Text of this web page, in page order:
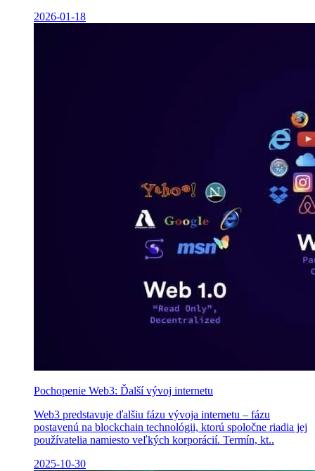
2026-01-18
Pochopenie Web3: Ďalší vývoj internetu
Web3 predstavuje ďalšiu fázu vývoja internetu – fázu
postavenú na blockchain technológii, ktorú spoločne riadia jej
používatelia namiesto veľkých korporácií. Termín, kt..
2025-10-30